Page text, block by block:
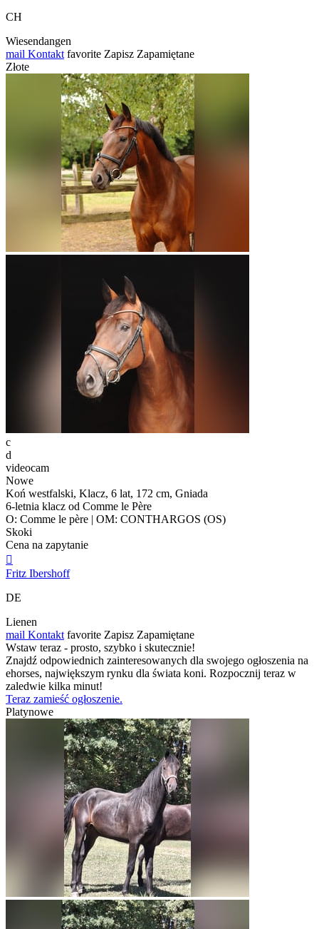
CH
Wiesendangen
mail Kontakt favorite Zapisz Zapamiętane
Złote
c
d
videocam
Nowe
Koń westfalski, Klacz, 6 lat, 172 cm, Gniada
6-letnia klacz od Comme le Père
O: Comme le père | OM: CONTHARGOS (OS)
Skoki
Cena na zapytanie

Fritz Ibershoff
DE
Lienen
mail Kontakt favorite Zapisz Zapamiętane
Wstaw teraz - prosto, szybko i skutecznie!
Znajdź odpowiednich zainteresowanych dla swojego ogłoszenia na
ehorses, największym rynku dla świata koni. Rozpocznij teraz w
zaledwie kilka minut!
Teraz zamieść ogłoszenie.
Platynowe